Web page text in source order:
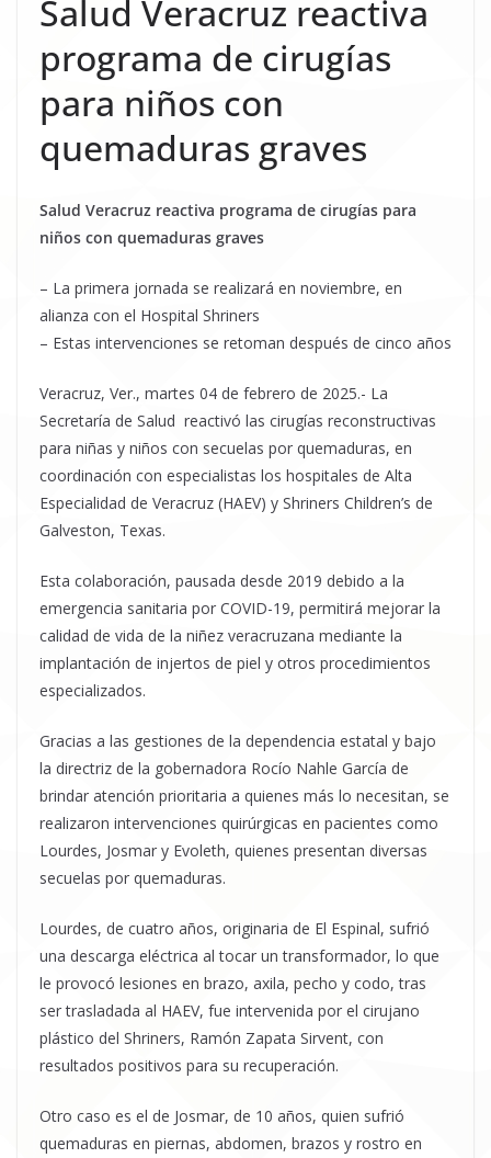
Salud Veracruz reactiva
programa de cirugías
para niños con
quemaduras graves
Salud Veracruz reactiva programa de cirugías para
niños con quemaduras graves
– La primera jornada se realizará en noviembre, en
alianza con el Hospital Shriners
– Estas intervenciones se retoman después de cinco años
Veracruz, Ver., martes 04 de febrero de 2025.- La
Secretaría de Salud reactivó las cirugías reconstructivas
para niñas y niños con secuelas por quemaduras, en
coordinación con especialistas los hospitales de Alta
Especialidad de Veracruz (HAEV) y Shriners Children’s de
Galveston, Texas.
Esta colaboración, pausada desde 2019 debido a la
emergencia sanitaria por COVID-19, permitirá mejorar la
calidad de vida de la niñez veracruzana mediante la
implantación de injertos de piel y otros procedimientos
especializados.
Gracias a las gestiones de la dependencia estatal y bajo
la directriz de la gobernadora Rocío Nahle García de
brindar atención prioritaria a quienes más lo necesitan, se
realizaron intervenciones quirúrgicas en pacientes como
Lourdes, Josmar y Evoleth, quienes presentan diversas
secuelas por quemaduras.
Lourdes, de cuatro años, originaria de El Espinal, sufrió
una descarga eléctrica al tocar un transformador, lo que
le provocó lesiones en brazo, axila, pecho y codo, tras
ser trasladada al HAEV, fue intervenida por el cirujano
plástico del Shriners, Ramón Zapata Sirvent, con
resultados positivos para su recuperación.
Otro caso es el de Josmar, de 10 años, quien sufrió
quemaduras en piernas, abdomen, brazos y rostro en